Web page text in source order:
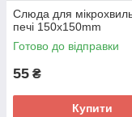
Слюда для
печі 150х150mm
Готово до відправки
55 ₴
Купити